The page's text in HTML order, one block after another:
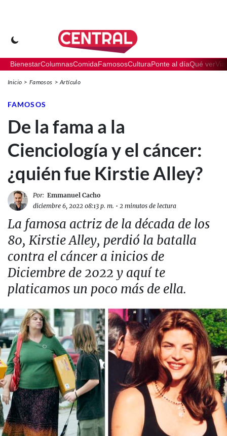
BienestarColumnasComidaFamososCulturaPonte al díaQué ver
Inicio Famosos Artículo
FAMOSOS
De la fama a la
Cienciología y el cáncer:
¿quién fue Kirstie Alley?
Por: Emmanuel Cacho
diciembre 6, 2022 08:13 p. m. • 2 minutos de lectura
La famosa actriz de la década de los
80, Kirstie Alley, perdió la batalla
contra el cáncer a inicios de
Diciembre de 2022 y aquí te
platicamos un poco más de ella.